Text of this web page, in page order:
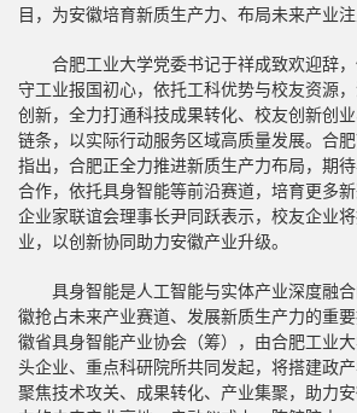
目，为安徽培育新质生产力、布局未来产业注
合肥工业大学党委书记于祥成致欢迎辞
守工业报国初心，依托工科优势与校友资源
创新，全力打通科技成果转化、校友创新创
链条，以实际行动服务区域高质量发展。合
指出，合肥正全力推进新质生产力布局，期
合作，依托具身智能等前沿赛道，培育更多
企业家联谊会理事长尹同跃表示，校友企业
业，以创新协同助力安徽产业升级。
具身智能是人工智能与实体产业深度融
徽抢占未来产业赛道、发展新质生产力的重
徽省具身智能产业协会（筹），由合肥工业
头企业、重点科研院所共同发起，将搭建政产
聚焦技术攻关、成果转化、产业集聚，助力